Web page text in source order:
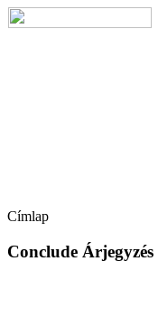
Címlap
Conclude Árjegyzés